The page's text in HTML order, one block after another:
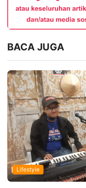
BACA JUGA
Lifestyle